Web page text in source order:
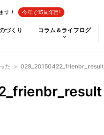
す！ 今年で15周年目!
づくり コラム＆ライフログ
た > 029_20150422_frienbr_result